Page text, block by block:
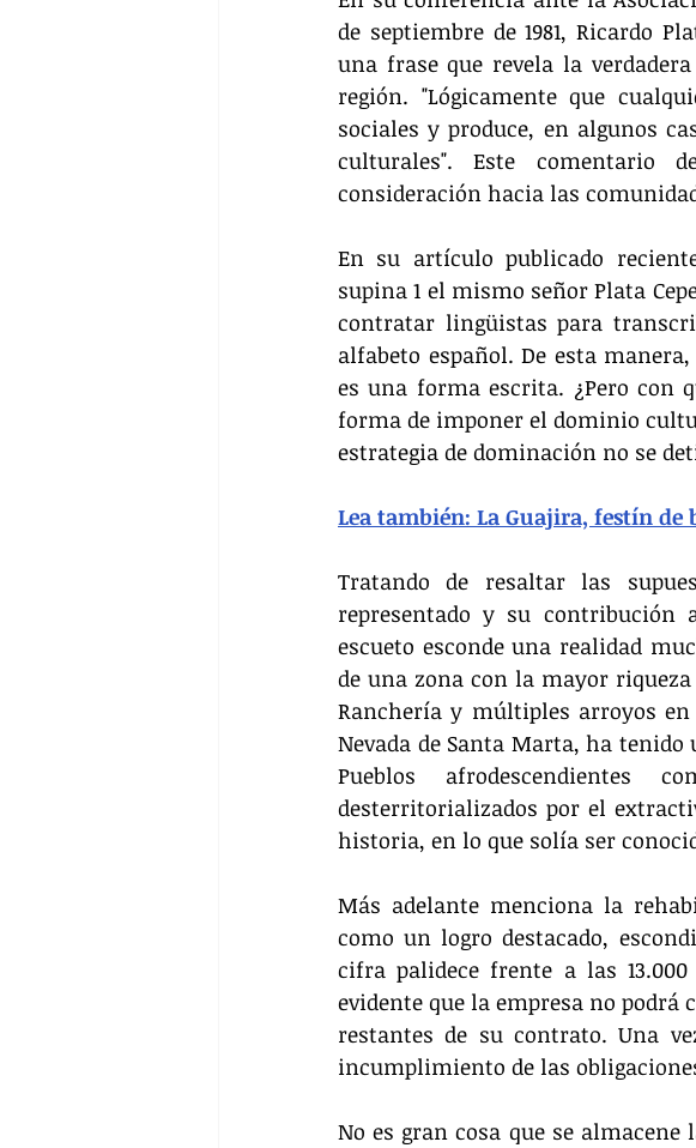
de septiembre de 1981, Ricardo
una frase que revela la
región. "Lógicamente que
sociales y produce, en algunos
culturales". Este comentario
consideración hacia las
En su artículo publicado
supina 1 el mismo señor Plata
contratar lingüistas para
alfabeto español. De esta
es una forma escrita. ¿Pero con
forma de imponer el dominio
estrategia de dominación no se
Lea también: La Guajira, festín
Tratando de resaltar las
representado y su contribución
escueto esconde una realidad
de una zona con la mayor
Ranchería y múltiples arroyos
Nevada de Santa Marta, ha
Pueblos
desterritorializados por el
historia, en lo que solía ser
Más adelante menciona la
como un logro destacado,
cifra palidece frente a las
evidente que la empresa no podrá
restantes de su contrato. Una
incumplimiento de las
No es gran cosa que se